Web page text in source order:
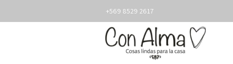
+569 8529 2617